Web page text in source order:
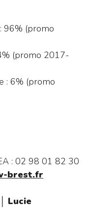
96% (promo
(promo 2017-
: 6% (promo
: 02 98 01 82 30
brest.fr
Lucie